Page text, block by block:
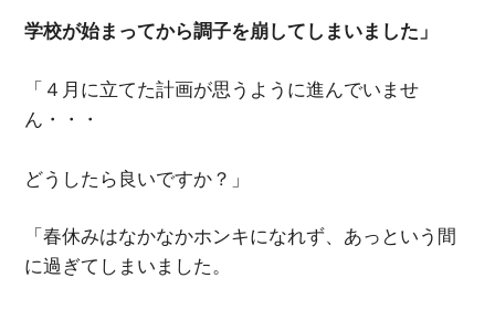
学校が始まってから調子を崩してしまいました」
「４月に立てた計画が思うように進んでいませ
ん・・・
どうしたら良いですか？」
「春休みはなかなかホンキになれず、あっという間
に過ぎてしまいました。